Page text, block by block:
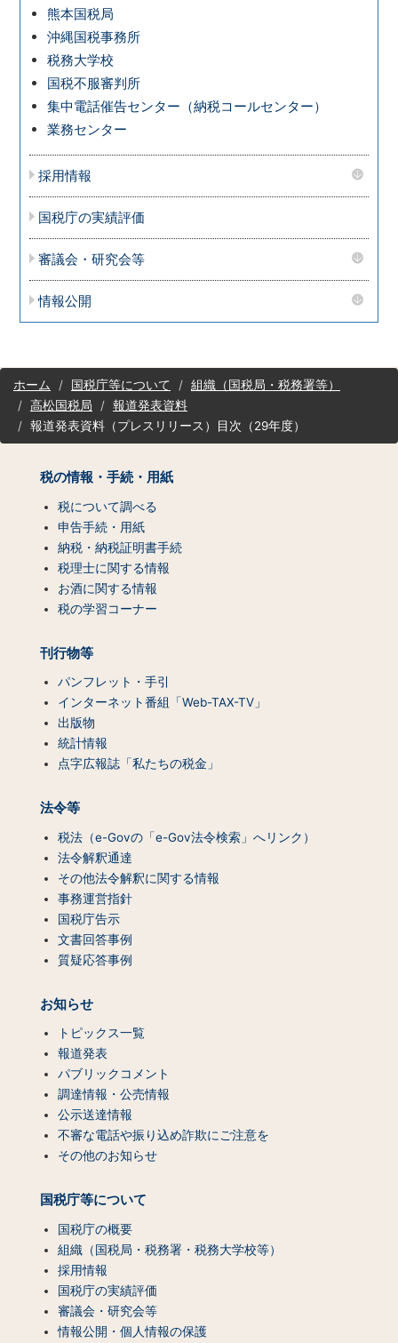
熊本国税局
沖縄国税事務所
税務大学校
国税不服審判所
集中電話催告センター（納税コールセンター）
業務センター
採用情報
国税庁の実績評価
審議会・研究会等
情報公開
サ
イホーム 国税庁等について
組織（国税局・税務署等）
高松国税局
報道発表資料
報道発表資料（プレスリリース）目次（29年度）
税の情報・手続・用紙
税について調べる
申告手続・用紙
納税・納税証明書手続
税理士に関する情報
お酒に関する情報
税の学習コーナー
刊行物等
パンフレット・手引
インターネット番組「Web-TAX-TV」
出版物
統計情報
点字広報誌「私たちの税金」
法令等
税法（e-Govの「e-Gov法令検索」へリンク）
法令解釈通達
その他法令解釈に関する情報
事務運営指針
国税庁告示
文書回答事例
質疑応答事例
お知らせ
トピックス一覧
報道発表
パブリックコメント
調達情報・公売情報
公示送達情報
不審な電話や振り込め詐欺にご注意を
その他のお知らせ
国税庁等について
国税庁の概要
組織（国税局・税務署・税務大学校等）
採用情報
国税庁の実績評価
審議会・研究会等
情報公開・個人情報の保護